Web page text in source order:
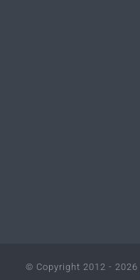
© Copyright 2012 - 2026